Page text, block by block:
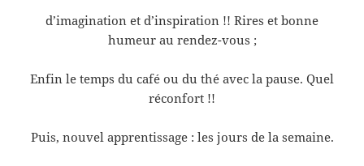
d’imagination et d’inspiration !! Rires et bonne
humeur au rendez-vous ;
Enfin le temps du café ou du thé avec la pause. Quel
réconfort !!
Puis, nouvel apprentissage : les jours de la semaine.